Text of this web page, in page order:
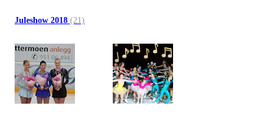
Juleshow 2018 (21)